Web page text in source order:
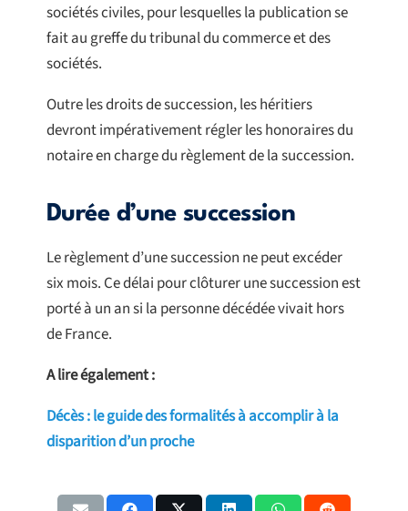
sociétés civiles, pour lesquelles la publication se
fait au greffe du tribunal du commerce et des
sociétés.
Outre les droits de succession, les héritiers
devront impérativement régler les honoraires du
notaire en charge du règlement de la succession.
Durée d’une succession
Le règlement d’une succession ne peut excéder
six mois. Ce délai pour clôturer une succession est
porté à un an si la personne décédée vivait hors
de France.
A lire également :
Décès : le guide des formalités à accomplir à la
disparition d’un proche